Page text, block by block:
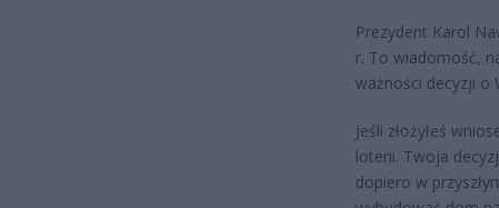
Prezydent Karol
r. To wiadomość,
ważności decyzji o
Jeśli złożyłeś
loterii. Twoja
dopiero w